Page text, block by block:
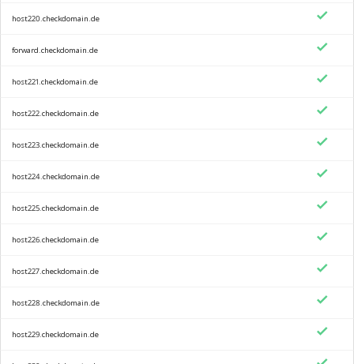
host220.checkdomain.de
forward.checkdomain.de
host221.checkdomain.de
host222.checkdomain.de
host223.checkdomain.de
host224.checkdomain.de
host225.checkdomain.de
host226.checkdomain.de
host227.checkdomain.de
host228.checkdomain.de
host229.checkdomain.de